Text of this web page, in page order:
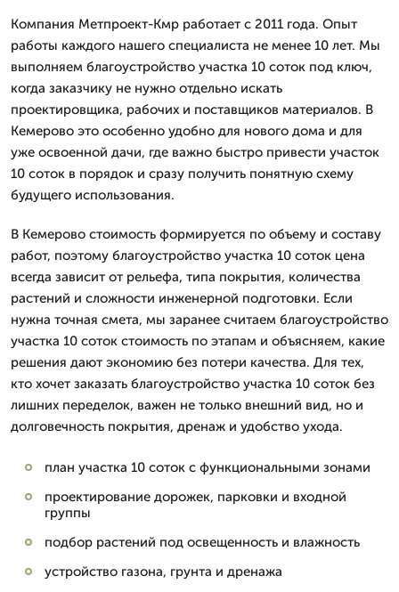
Компания Метпроект-Кмр работает с 2011 года. Опыт
работы каждого нашего специалиста не менее 10 лет. Мы
выполняем благоустройство участка 10 соток под ключ,
когда заказчику не нужно отдельно искать
проектировщика, рабочих и поставщиков материалов. В
Кемерово это особенно удобно для нового дома и для
уже освоенной дачи, где важно быстро привести участок
10 соток в порядок и сразу получить понятную схему
будущего использования.
В Кемерово стоимость формируется по объему и составу
работ, поэтому благоустройство участка 10 соток цена
всегда зависит от рельефа, типа покрытия, количества
растений и сложности инженерной подготовки. Если
нужна точная смета, мы заранее считаем благоустройство
участка 10 соток стоимость по этапам и объясняем, какие
решения дают экономию без потери качества. Для тех,
кто хочет заказать благоустройство участка 10 соток без
лишних переделок, важен не только внешний вид, но и
долговечность покрытия, дренаж и удобство ухода.
план участка 10 соток с функциональными зонами
проектирование дорожек, парковки и входной
группы
подбор растений под освещенность и влажность
устройство газона, грунта и дренажа